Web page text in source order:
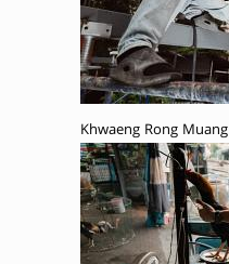
Khwaeng Rong Muang